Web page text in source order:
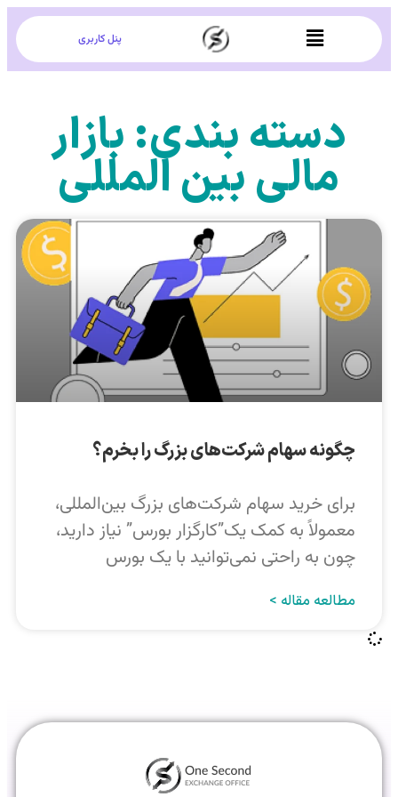
پنل کاربری
دسته بندی: بازار
مالی بین المللی
چگونه سهام شرکت‌های بزرگ را بخرم؟
برای خرید سهام شرکت‌های بزرگ بین‌المللی،
معمولاً به کمک یک”کارگزار بورس” نیاز دارید،
چون به راحتی نمی‌توانید با یک بورس
مطالعه مقاله >